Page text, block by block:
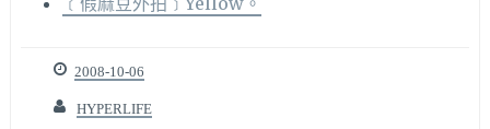
2008-10-06
HYPERLIFE